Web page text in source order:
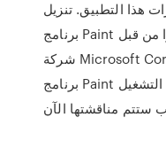
هذا التطبيق. تنزيل
برنامج Paint أحدث إصدار ، تم إصداره مؤخرًا من قبل
شركة Microsoft Corporation ، وهو تنزيل أو تنزيل
برنامج Paint لنظام التشغيل Windows 8 أو هام يرجع